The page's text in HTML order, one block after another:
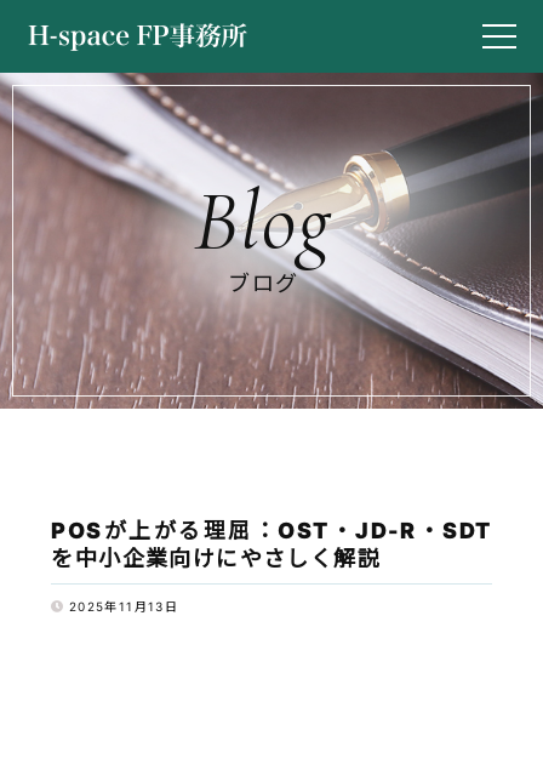
ブログ
POSが上がる理屈：OST・JD-R・SDT
を中小企業向けにやさしく解説
2025年11月13日